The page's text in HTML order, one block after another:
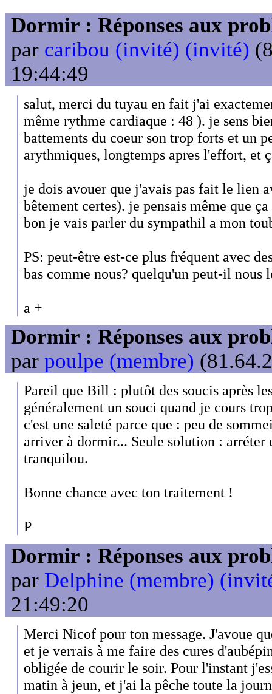
Dormir : Réponses aux
par caribou (invité) (invité)
19:44:49
salut, merci du tuyau en fait j'ai
même rythme cardiaque : 48 ). je sens
battements du coeur son trop forts et un
arythmiques, longtemps apres l'effort, et
je dois avouer que j'avais pas fait le lien
bêtement certes). je pensais même que
bon je vais parler du sympathil a mon
PS: peut-être est-ce plus fréquent avec
bas comme nous? quelqu'un peut-il nous
a +
Dormir : Réponses aux
par poulpe (membre)
Pareil que Bill : plutôt des soucis après
généralement un souci quand je cours
c'est une saleté parce que : peu de
arriver à dormir... Seule solution : arréter
tranquilou.
Bonne chance avec ton traitement !
P
Dormir : Réponses aux
par Delphine (membre)
21:49:20
Merci Nicof pour ton message. J'avoue
et je verrais à me faire des cures
obligée de courir le soir. Pour l'instant
matin à jeun, et j'ai la pêche toute la